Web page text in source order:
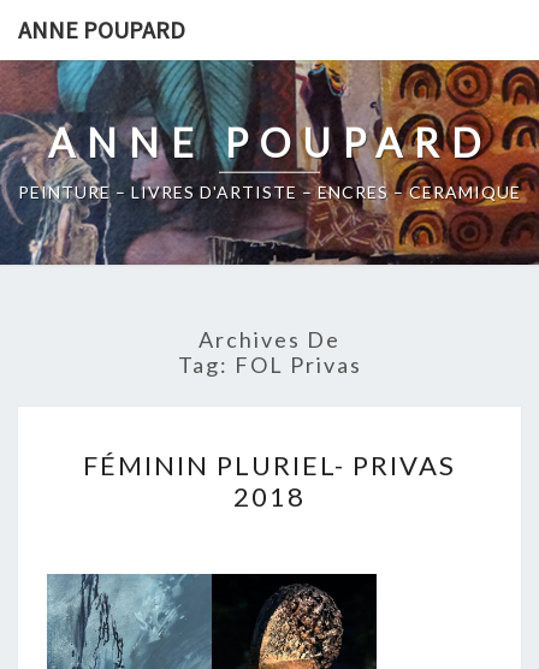
content
ANNE POUPARD
ANNE POUPARD
PEINTURE – LIVRES D'ARTISTE – ENCRES – CERAMIQUE
Archives De
Tag: FOL Privas
PLURIEL-
PRIVAS
FÉMININ PLURIEL- PRIVAS
2018